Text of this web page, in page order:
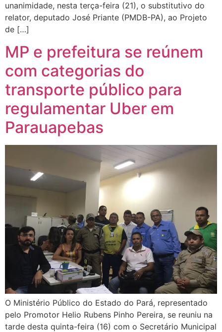
unanimidade, nesta terça-feira (21), o substitutivo do
relator, deputado José Priante (PMDB-PA), ao Projeto
de […]
MP e prefeitura se reúnem
com categorias do
transporte público para
regulamentar Uber em
Parauapebas
O Ministério Público do Estado do Pará, representado
pelo Promotor Helio Rubens Pinho Pereira, se reuniu na
tarde desta quinta-feira (16) com o Secretário Municipal